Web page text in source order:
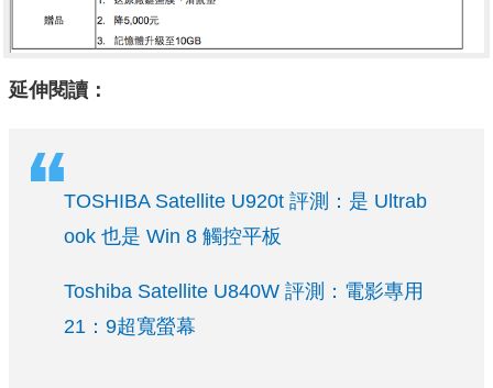
延伸閱讀：
TOSHIBA Satellite U920t 評測：是 Ultrab
ook 也是 Win 8 觸控平板
Toshiba Satellite U840W 評測：電影專用
21：9超寬螢幕